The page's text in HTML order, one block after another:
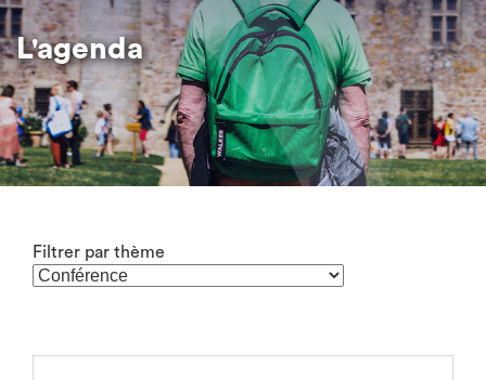
L'agenda
Filtrer par thème